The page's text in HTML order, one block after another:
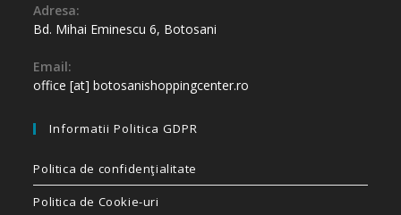
Adresa:
Bd. Mihai Eminescu 6, Botosani
Email:
office [at] botosanishoppingcenter.ro
Informatii Politica GDPR
Politica de confidenţialitate
Politica de Cookie-uri